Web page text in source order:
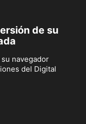
de su
navegador
del Digital